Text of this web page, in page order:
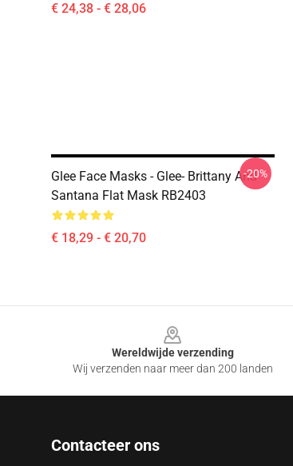
€ 24,38 - € 28,06
Glee Face Masks - Glee- Brittany And
Santana Flat Mask RB2403
€ 18,29 - € 20,70
-20%
Wereldwijde verzending
Wij verzenden naar meer dan 200 landen
Contacteer ons